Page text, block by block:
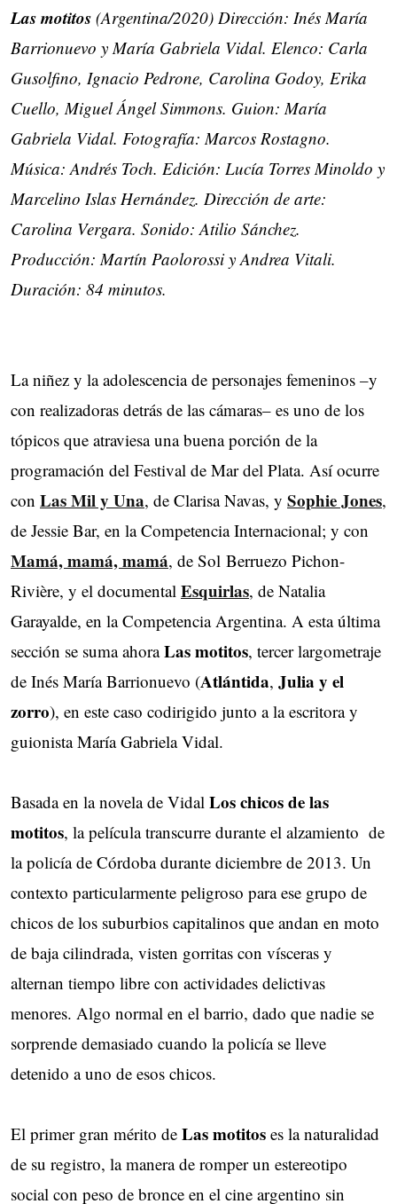
Las motitos (Argentina/2020) Dirección: Inés María
Barrionuevo y María Gabriela Vidal. Elenco: Carla
Gusolfino, Ignacio Pedrone, Carolina Godoy, Erika
Cuello, Miguel Ángel Simmons. Guion: María
Gabriela Vidal. Fotografía: Marcos Rostagno.
Música: Andrés Toch. Edición: Lucía Torres Minoldo y
Marcelino Islas Hernández. Dirección de arte:
Carolina Vergara. Sonido: Atilio Sánchez.
Producción: Martín Paolorossi y Andrea Vitali.
Duración: 84 minutos.
La niñez y la adolescencia de personajes femeninos –y
con realizadoras detrás de las cámaras– es uno de los
tópicos que atraviesa una buena porción de la
programación del Festival de Mar del Plata. Así ocurre
con Las Mil y Una, de Clarisa Navas, y Sophie Jones,
de Jessie Bar, en la Competencia Internacional; y con
Mamá, mamá, mamá, de Sol Berruezo Pichon-
Rivière, y el documental Esquirlas, de Natalia
Garayalde, en la Competencia Argentina. A esta última
sección se suma ahoraLas motitos, tercer largometraje
de Inés María Barrionuevo (Atlántida, Julia y el
zorro), en este caso codirigido junto a la escritora y
guionista María Gabriela Vidal.
Basada en la novela de Vidal Los chicos de las
motitos, la película transcurre durante el alzamiento de
la policía de Córdoba durante diciembre de 2013. Un
contexto particularmente peligroso para ese grupo de
chicos de los suburbios capitalinos que andan en moto
de baja cilindrada, visten gorritas con vísceras y
alternan tiempo libre con actividades delictivas
menores. Algo normal en el barrio, dado que nadie se
sorprende demasiado cuando la policía se lleve
detenido a uno de esos chicos.
El primer gran mérito de Las motitos es la naturalidad
de su registro, la manera de romper un estereotipo
social con peso de bronce en el cine argentino sin